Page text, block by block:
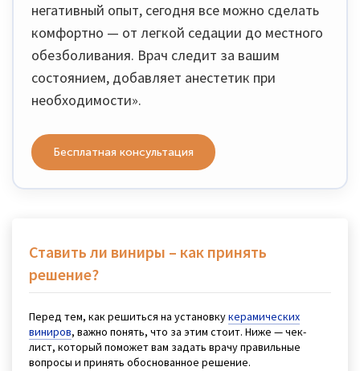
негативный опыт, сегодня все можно сделать
комфортно — от легкой седации до местного
обезболивания. Врач следит за вашим
состоянием, добавляет анестетик при
необходимости».
Бесплатная консультация
Ставить ли виниры – как принять
решение?
Перед тем, как решиться на установкукерамических
виниров, важно понять, что за этим стоит. Ниже — чек-
лист, который поможет вам задать врачу правильные
вопросы и принять обоснованное решение.